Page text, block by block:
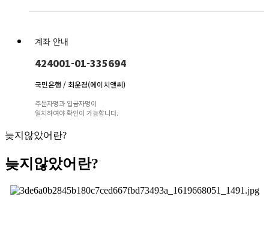
계좌 안내
424001-01-335694
국민은행 / 최윤경(에이치앤씨)
주문자명과 입금자명이
일치하여야 확인이 가능합니다.
늦지않았어란?
늦지않았어란?